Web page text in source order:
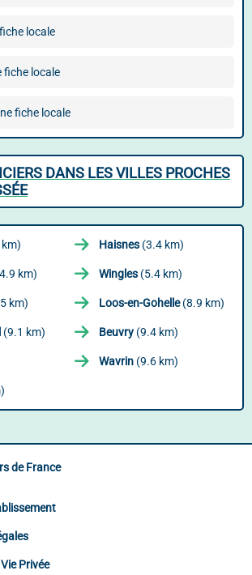
locale
fiche locale
fiche locale
DANS LES VILLES PROCHES
Haisnes (3.4 km)
km) Wingles (5.4 km)
km) Loos-en-Gohelle(8.9 km)
(9.1 km) Beuvry (9.4 km)
Wavrin (9.6 km)
de France
Privée